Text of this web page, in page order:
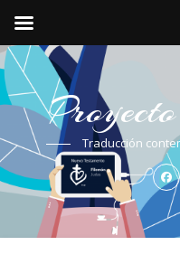
Traducción